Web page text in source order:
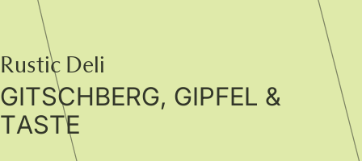
Rustic Deli
GITSCHBERG, GIPFEL &
TASTE